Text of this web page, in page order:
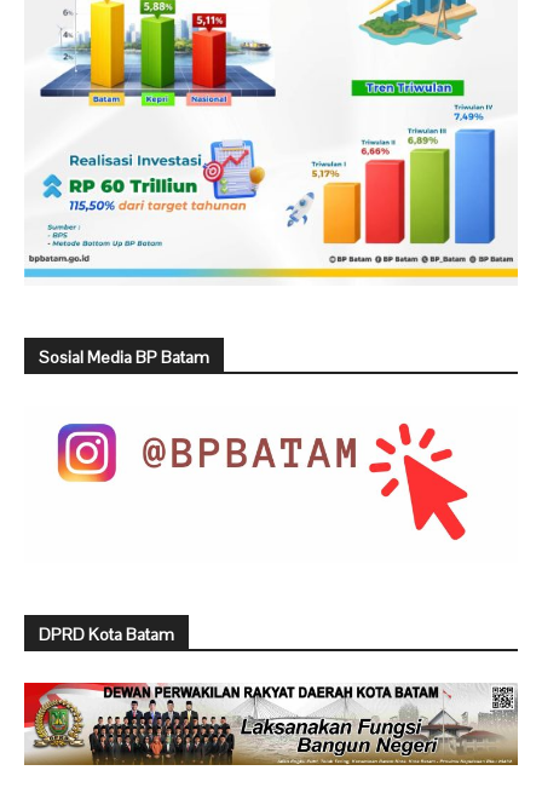
Sosial Media BP Batam
DPRD Kota Batam